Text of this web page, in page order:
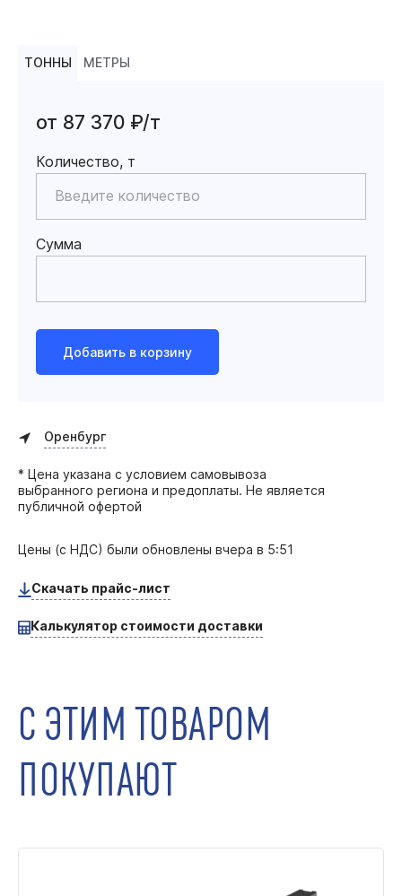
ТОННЫ МЕТРЫ
от 87 370 ₽/т
Количество, т
Сумма
Добавить в корзину
Оренбург
* Цена указана с условием самовывоза
выбранного региона и предоплаты. Не является
публичной офертой
Цены (с НДС) были обновлены вчера в 5:51
Скачать прайс-лист
Калькулятор стоимости доставки
С ЭТИМ ТОВАРОМ
ПОКУПАЮТ